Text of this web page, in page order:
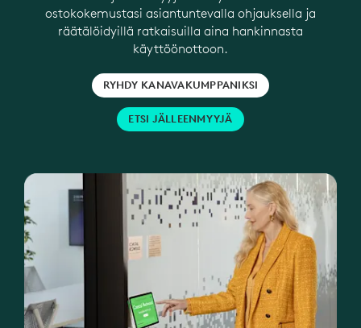
ostokokemustasi asiantuntevalla ohjauksella ja
räätälöidyillä ratkaisuilla aina hankinnasta
käyttöönottoon.
RYHDY KANAVAKUMPPANIKSI
ETSI JÄLLEENMYYJÄ